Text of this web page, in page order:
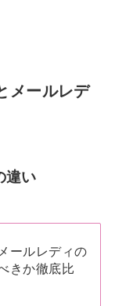
メールレデ
違い
ールレディの
きか徹底比